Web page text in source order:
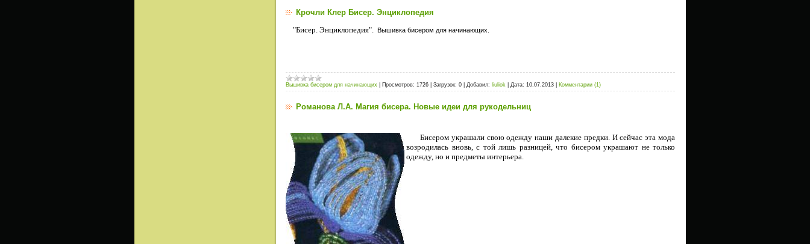
Крочли Клер Бисер. Энциклопедия
"Бисер. Энциклопедия".
Вышивка бисером для начинающих.
Вышивка бисером для начинающих Просмотров: 1726 Загрузок: 0 Добавил: liuliok Дата: 10.07.2013 Комментарии (1)
Романова Л.А. Магия бисера. Новые идеи для рукодельниц
Бисером украшали свою одежду наши далекие предки. И сейчас эта мода
возродилась вновь, с той лишь разницей, что бисером украшают не только
одежду, но и предметы интерьера.